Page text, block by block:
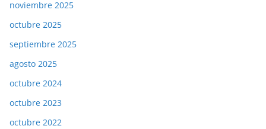
noviembre 2025
octubre 2025
septiembre 2025
agosto 2025
octubre 2024
octubre 2023
octubre 2022